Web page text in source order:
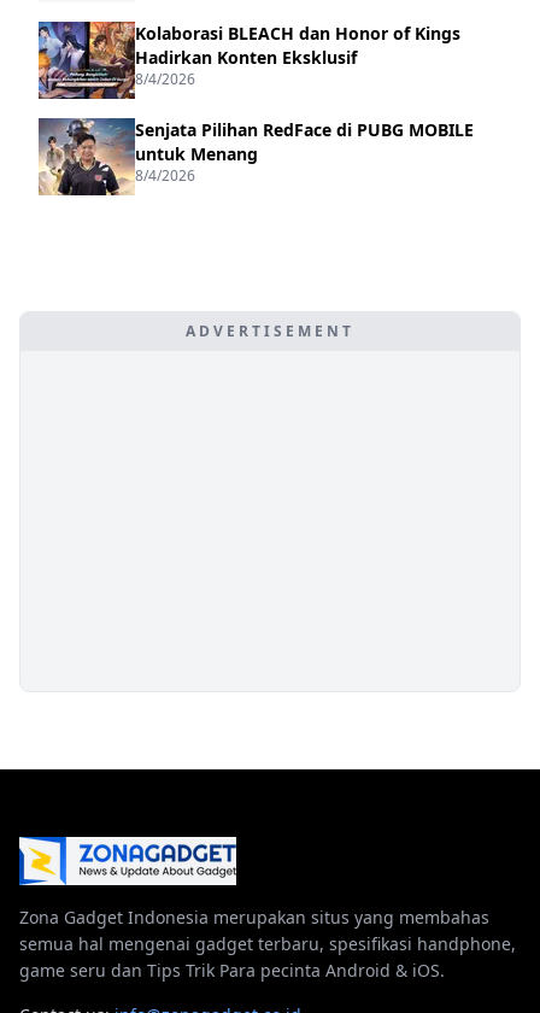
Kolaborasi BLEACH dan Honor of Kings
Hadirkan Konten Eksklusif
8/4/2026
Senjata Pilihan RedFace di PUBG MOBILE
untuk Menang
8/4/2026
ADVERTISEMENT
Zona Gadget Indonesia merupakan situs yang membahas
semua hal mengenai gadget terbaru, spesifikasi handphone,
game seru dan Tips Trik Para pecinta Android & iOS.